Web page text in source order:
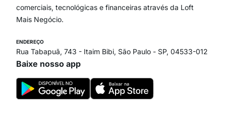
comerciais, tecnológicas e financeiras através da Loft
Mais Negócio.
ENDEREÇO
Rua Tabapuã, 743 - Itaim Bibi, São Paulo - SP, 04533-012
Baixe nosso app